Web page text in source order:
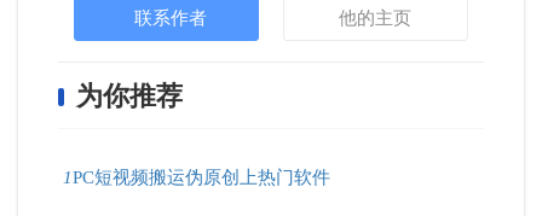
联系作者 他的主页
为你推荐
1PC短视频搬运伪原创上热门软件